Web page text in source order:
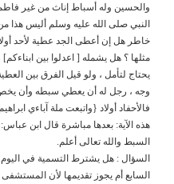
والحسين وله أسباط إناث من غير
النبي صلى الله عليه وسلم أليس هذا
خاطر هل إن أعطى الجد عطية ﻷحد
مثلها ؟ هل يشمله [ اعدلوا بين
يحتاج لتأمل ، ولو قيل الفرق بين
وجه ، رجل له أن يعطي سبطه وأن
فاﻷحفاد أوﻻد {واتبعت ملة آباءي
هذه اﻵية: بعدها مباشرة قال ابن
السبط والله تعالى أعلم.
السؤال : هل يشترط التسمية في اليوم
السابع أم يجوز تقديمها ﻷن المستشفى